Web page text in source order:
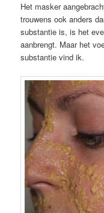
Het masker
trouwens ook anders
substantie is, is het
aanbrengt. Maar het
substantie vind ik.